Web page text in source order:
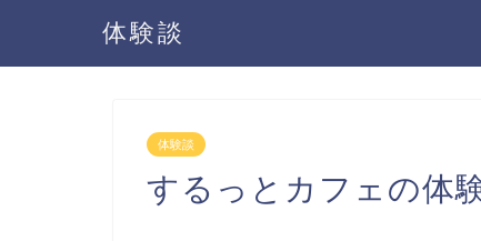
体験談
体験談
するっとカフェの体